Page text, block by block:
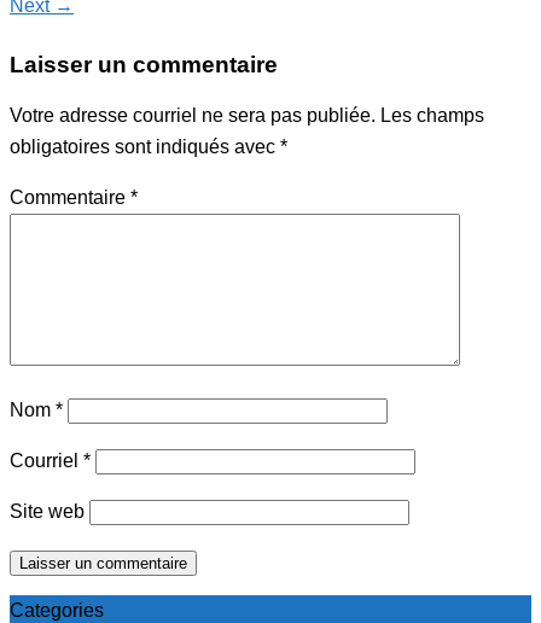
Next →
Laisser un commentaire
Votre adresse courriel ne sera pas publiée. Les champs
obligatoires sont indiqués avec *
Commentaire *
Nom *
Courriel *
Site web
Categories